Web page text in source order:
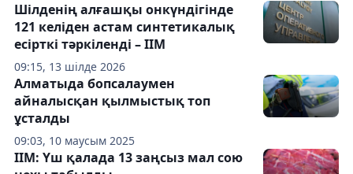
09:15, 13 шілде 2026
Шілденің алғашқы онкүндігінде
121 келіден астам синтетикалық
есірткі тәркіленді – ІІМ
09:03, 10 маусым 2025
Алматыда бопсалаумен
айналысқан қылмыстық топ
ұсталды
ІІМ: Үш қалада 13 заңсыз мал сою